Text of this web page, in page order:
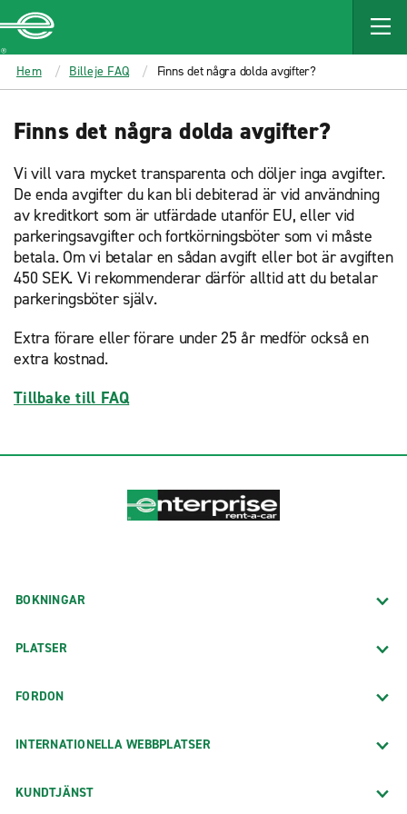
MAIN
CONTENT
Enterprise
Hem Billeje FAQ Finns det några dolda avgifter?
Finns det några dolda avgifter?
Vi vill vara mycket transparenta och döljer inga avgifter.
De enda avgifter du kan bli debiterad är vid användning
av kreditkort som är utfärdade utanför EU, eller vid
parkeringsavgifter och fortkörningsböter som vi måste
betala. Om vi betalar en sådan avgift eller bot är avgiften
450 SEK. Vi rekommenderar därför alltid att du betalar
parkeringsböter själv.
Extra förare eller förare under 25 år medför också en
extra kostnad.
Tillbake till FAQ
BOKNINGAR
PLATSER
FORDON
INTERNATIONELLA WEBBPLATSER
KUNDTJÄNST